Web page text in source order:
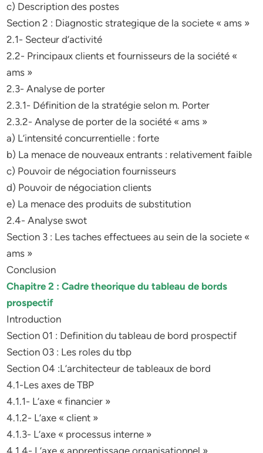
c) Description des postes
Section 2 : Diagnostic strategique de la societe « ams »
2.1- Secteur d’activité
2.2- Principaux clients et fournisseurs de la société «
ams »
2.3- Analyse de porter
2.3.1- Définition de la stratégie selon m. Porter
2.3.2- Analyse de porter de la société « ams »
a) L’intensité concurrentielle : forte
b) La menace de nouveaux entrants : relativement faible
c) Pouvoir de négociation fournisseurs
d) Pouvoir de négociation clients
e) La menace des produits de substitution
2.4- Analyse swot
Section 3 : Les taches effectuees au sein de la societe «
ams »
Conclusion
Chapitre 2 : Cadre theorique du tableau de bords
prospectif
Introduction
Section 01 : Definition du tableau de bord prospectif
Section 03 : Les roles du tbp
Section 04 :L’architecteur de tableaux de bord
4.1-Les axes de TBP
4.1.1- L’axe « financier »
4.1.2- L’axe « client »
4.1.3- L’axe « processus interne »
4.1.4- L’axe « apprentissage organisationnel »